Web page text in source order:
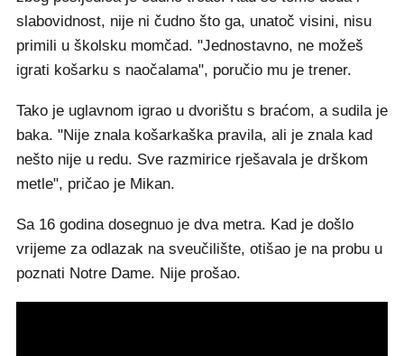
slabovidnost, nije ni čudno što ga, unatoč visini, nisu
primili u školsku momčad. "Jednostavno, ne možeš
igrati košarku s naočalama", poručio mu je trener.
Tako je uglavnom igrao u dvorištu s braćom, a sudila je
baka. "Nije znala košarkaška pravila, ali je znala kad
nešto nije u redu. Sve razmirice rješavala je drškom
metle", pričao je Mikan.
Sa 16 godina dosegnuo je dva metra. Kad je došlo
vrijeme za odlazak na sveučilište, otišao je na probu u
poznati Notre Dame. Nije prošao.